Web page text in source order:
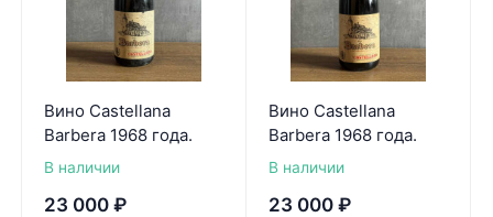
Вино Castellana
Barbera 1968 года.
В наличии
23 000 ₽
Вино Castellana
Barbera 1968 года.
В наличии
23 000 ₽